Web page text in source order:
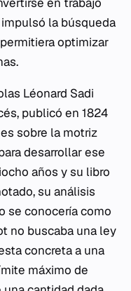
la búsqueda
optimizar
Léonard Sadi
publicó en 1824
sobre la motriz
desarrollar ese
años y su libro
su análisis
se conocería como
no buscaba una ley
concreta a una
máximo de